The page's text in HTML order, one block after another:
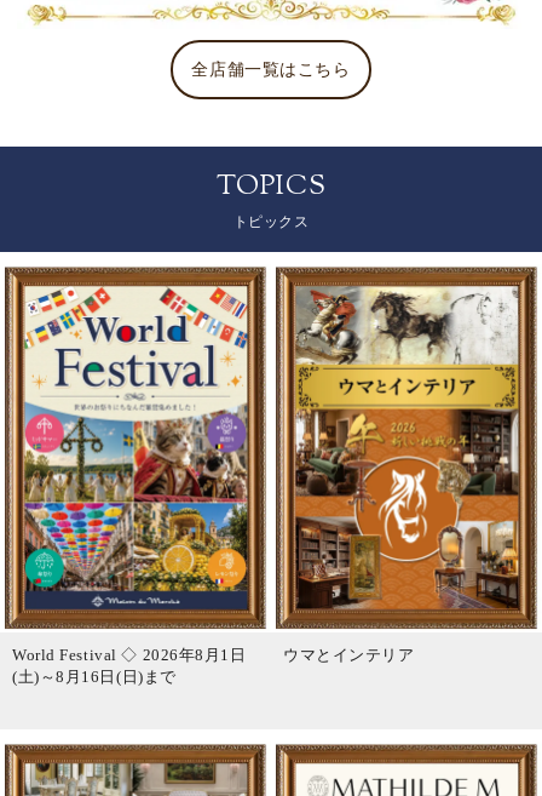
全店舗一覧はこちら
TOPICS
トピックス
World Festival ◇ 2026年8月1日
(土)～8月16日(日)まで
ウマとインテリア